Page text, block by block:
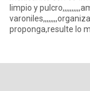
limpio y
proponga,resulte lo